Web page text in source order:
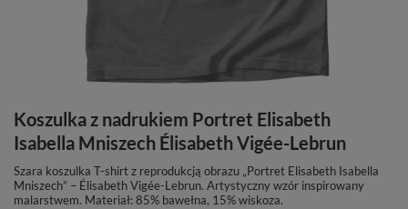
Koszulka z nadrukiem Portret Elisabeth
Isabella Mniszech Élisabeth Vigée-Lebrun
Szara koszulka T-shirt z reprodukcją obrazu „Portret Elisabeth Isabella
Mniszech” – Élisabeth Vigée-Lebrun. Artystyczny wzór inspirowany
malarstwem. Materiał: 85% bawełna, 15% wiskoza.